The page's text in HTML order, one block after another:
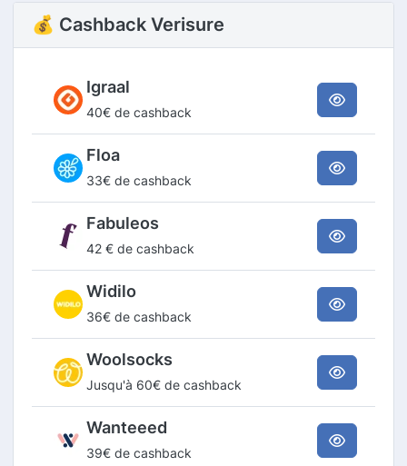
💰 Cashback Verisure
Igraal
40€ de cashback
Floa
33€ de cashback
Fabuleos
42 € de cashback
Widilo
36€ de cashback
Woolsocks
Jusqu'à 60€ de cashback
Wanteeed
39€ de cashback